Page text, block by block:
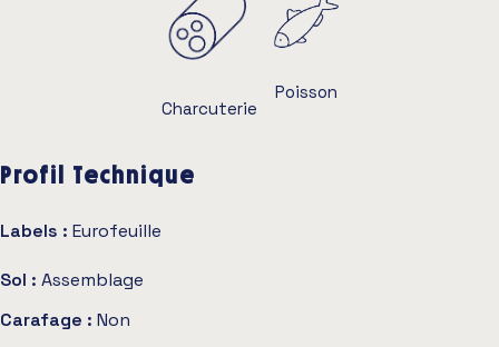
Charcuterie
Poisson
Profil Technique
Labels : Eurofeuille
Sol : Assemblage
Carafage : Non